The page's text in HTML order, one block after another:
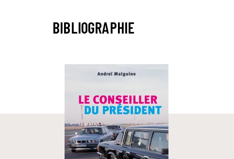
BIBLIOGRAPHIE